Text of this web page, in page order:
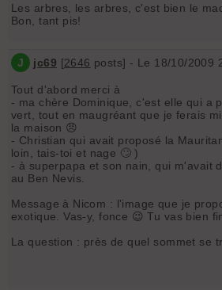
Les arbres, les arbres, c'est bien le
Bon, tant pis!
J jc69 [2646 posts] - Le 18/10/2009
Tout d'abord merci à
- ma chère Dominique, c'est elle qui a
vert, tout en maugréant que je ferais
la maison 😠
- Christian qui avait proposé la
loin, tais-toi et nage 🙄 )
- à superpapa et son nain, qui m'avait
au Ben Nevis.
Message à Nicom : l'image que je
exotique. Vas-y, fonce 😉 Tu vas bien
La question : près de quel sommet se